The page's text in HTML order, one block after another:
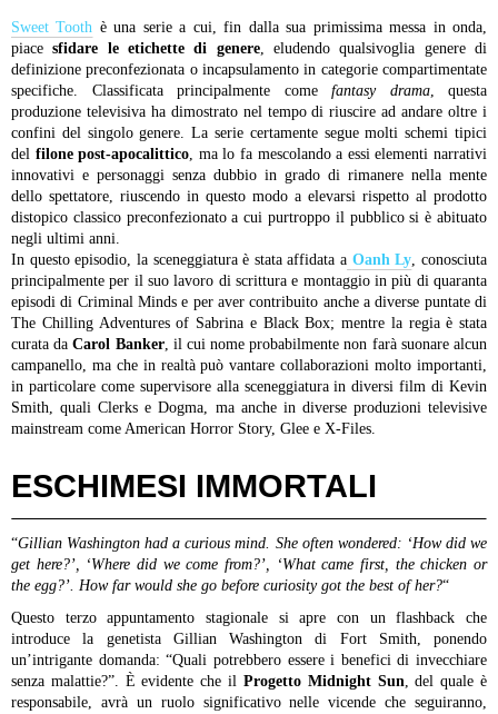
Sweet Tooth è una serie a cui, fin dalla sua primissima messa in onda,
piacesfidare le etichette di genere, eludendo qualsivoglia genere di
definizione preconfezionata o incapsulamento in categorie compartimentate
specifiche. Classificata principalmente come fantasy drama, questa
produzione televisiva ha dimostrato nel tempo di riuscire ad andare oltre i
confini del singolo genere. La serie certamente segue molti schemi tipici
del filone post-apocalittico, ma lo fa mescolando a essi elementi narrativi
innovativi e personaggi senza dubbio in grado di rimanere nella mente
dello spettatore, riuscendo in questo modo a elevarsi rispetto al prodotto
distopico classico preconfezionato a cui purtroppo il pubblico si è abituato
negli ultimi anni.
In questo episodio, la sceneggiatura è stata affidata a Oanh Ly, conosciuta
principalmente per il suo lavoro di scrittura e montaggio in più di quaranta
episodi di Criminal Minds e per aver contribuito anche a diverse puntate di
The Chilling Adventures of Sabrina e Black Box; mentre la regia è stata
curata daCarol Banker, il cui nome probabilmente non farà suonare alcun
campanello, ma che in realtà può vantare collaborazioni molto importanti,
in particolare come supervisore alla sceneggiatura in diversi film di Kevin
Smith, quali Clerks e Dogma, ma anche in diverse produzioni televisive
mainstream come American Horror Story, Glee e X-Files.
ESCHIMESI IMMORTALI
“Gillian Washington had a curious mind. She often wondered: ‘How did we
get here?’, ‘Where did we come from?’, ‘What came first, the chicken or
the egg?’. How far would she go before curiosity got the best of her?“
Questo terzo appuntamento stagionale si apre con un flashback che
introduce la genetista Gillian Washington di Fort Smith, ponendo
un’intrigante domanda: “Quali potrebbero essere i benefici di invecchiare
senza malattie?”. È evidente che il Progetto Midnight Sun, del quale è
responsabile, avrà un ruolo significativo nelle vicende che seguiranno,